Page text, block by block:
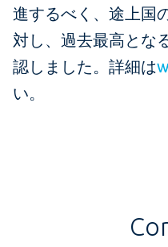
進するべく、途上国
対し、過去最高とな
認しました。詳細は
い。